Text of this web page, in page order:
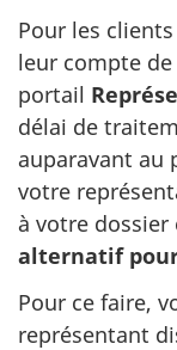
Pour les
leur compte de
portail
délai de
auparavant au
votre
à votre
alternatif
Pour ce faire,
représentant